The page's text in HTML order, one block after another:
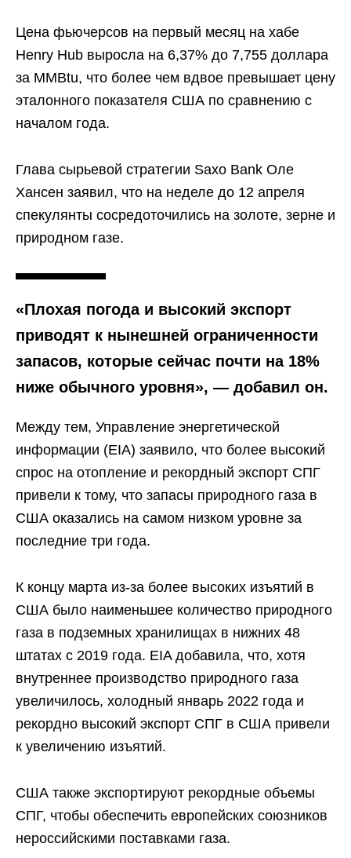
Цена фьючерсов на первый месяц на хабе
Henry Hub выросла на 6,37% до 7,755 доллара
за MMBtu, что более чем вдвое превышает цену
эталонного показателя США по сравнению с
началом года.
Глава сырьевой стратегии Saxo Bank Оле
Хансен заявил, что на неделе до 12 апреля
спекулянты сосредоточились на золоте, зерне и
природном газе.
«Плохая погода и высокий экспорт
приводят к нынешней ограниченности
запасов, которые сейчас почти на 18%
ниже обычного уровня», — добавил он.
Между тем, Управление энергетической
информации (EIA) заявило, что более высокий
спрос на отопление и рекордный экспорт СПГ
привели к тому, что запасы природного газа в
США оказались на самом низком уровне за
последние три года.
К концу марта из-за более высоких изъятий в
США было наименьшее количество природного
газа в подземных хранилищах в нижних 48
штатах с 2019 года. EIA добавила, что, хотя
внутреннее производство природного газа
увеличилось, холодный январь 2022 года и
рекордно высокий экспорт СПГ в США привели
к увеличению изъятий.
США также экспортируют рекордные объемы
СПГ, чтобы обеспечить европейских союзников
нероссийскими поставками газа.